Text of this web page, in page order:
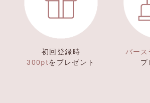
初回登録時
300ptをプレゼント
バース
プ